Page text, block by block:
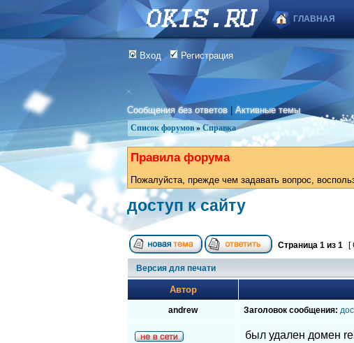
ГЛАВНАЯ
Вход Регистрация
Сообщения без ответов |Активные темы
Список форумов » Справка
Правила форума
Пожалуйста, прежде чем задавать вопрос,
доступ к сайту
Страница 1 из 1 [
Версия для печати
Автор
andrew Заголовок сообщения:
был удален домен